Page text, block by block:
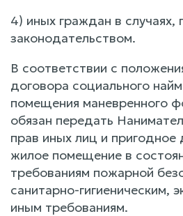
4) иных граждан в случаях,
законодательством.
В соответствии с
договора социального
помещения маневренного
обязан передать
прав иных лиц и пригодное
жилое помещение в
требованиям пожарной
санитарно-гигиеническим,
иным требованиям.